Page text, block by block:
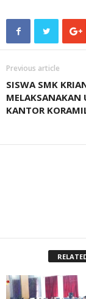
Previous article
SISWA SMK
MELAKSANAKAN
KANTOR